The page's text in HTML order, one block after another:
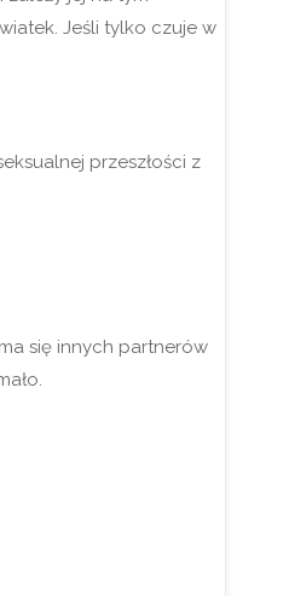
Jeśli tylko czuje w
przeszłości z
się innych partnerów